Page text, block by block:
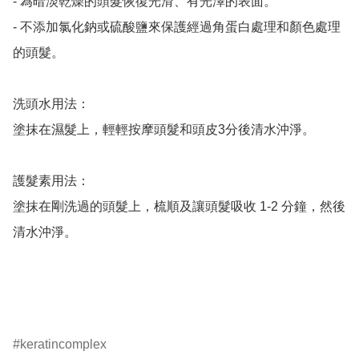
- 不添加氯化鈉或硫酸鹽來保護經過角蛋白處理和顏色處理
的頭髮。
洗頭水用法：
塗抹在濕髮上，輕輕按摩頭髮和頭皮3分後清水沖淨。
護髮素用法：
塗抹在剛洗過的頭髮上，梳順及讓頭髮吸收 1-2 分鐘，然後
清水沖淨。
keratincomplex